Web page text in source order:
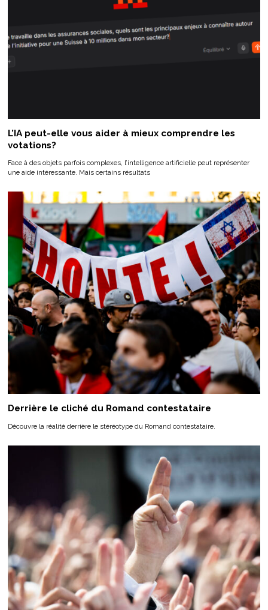
L’IA peut-elle vous aider à mieux comprendre les
votations?
Face à des objets parfois complexes, l’intelligence artificielle peut représenter
une aide intéressante. Mais certains résultats
Derrière le cliché du Romand contestataire
Découvre la réalité derrière le stéréotype du Romand contestataire.